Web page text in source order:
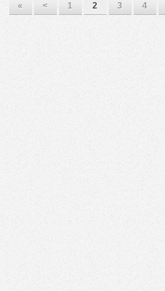
« < 1 2 3 4